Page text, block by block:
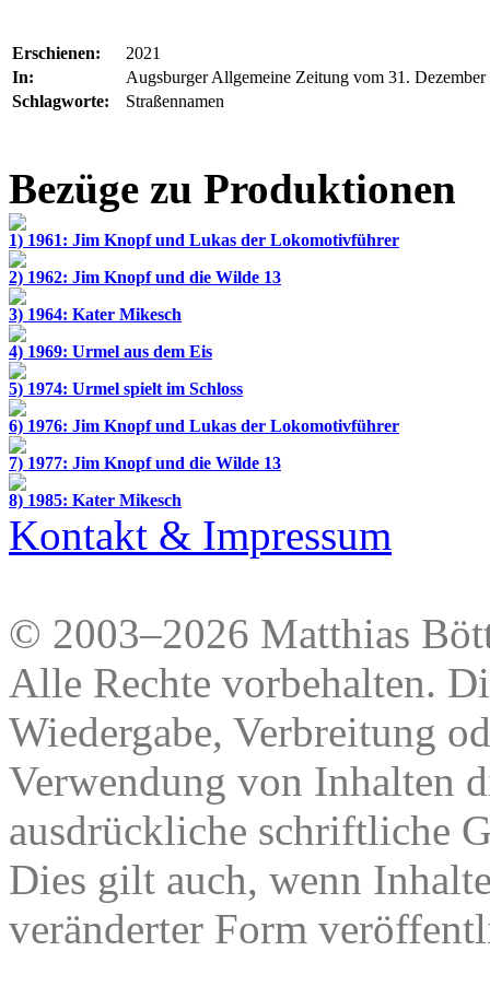
Erschienen:
2021
In:
Augsburger Allgemeine Zeitung vom 31. Dezember
Schlagworte:
Straßennamen
Bezüge zu Produktionen
1) 1961: Jim Knopf und Lukas der Lokomotivführer
2) 1962: Jim Knopf und die Wilde 13
3) 1964: Kater Mikesch
4) 1969: Urmel aus dem Eis
5) 1974: Urmel spielt im Schloss
6) 1976: Jim Knopf und Lukas der Lokomotivführer
7) 1977: Jim Knopf und die Wilde 13
8) 1985: Kater Mikesch
Kontakt & Impressum
© 2003–2026 Matthias
Alle Rechte vorbehalten.
Wiedergabe, Verbreitung
Verwendung von Inhalten
ausdrückliche schriftliche
Dies gilt auch, wenn
veränderter Form